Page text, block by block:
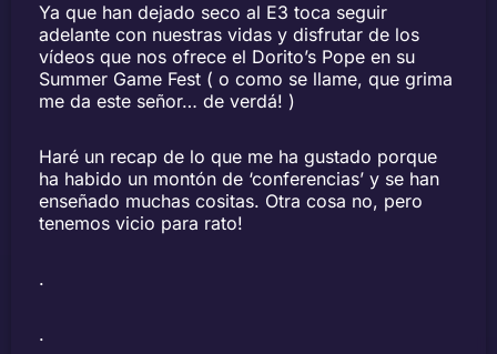
Ya que han dejado seco al E3 toca seguir
adelante con nuestras vidas y disfrutar de los
vídeos que nos ofrece el Dorito’s Pope en su
Summer Game Fest ( o como se llame, que grima
me da este señor… de verdá! )
Haré un recap de lo que me ha gustado porque
ha habido un montón de ‘conferencias’ y se han
enseñado muchas cositas. Otra cosa no, pero
tenemos vicio para rato!
.
.